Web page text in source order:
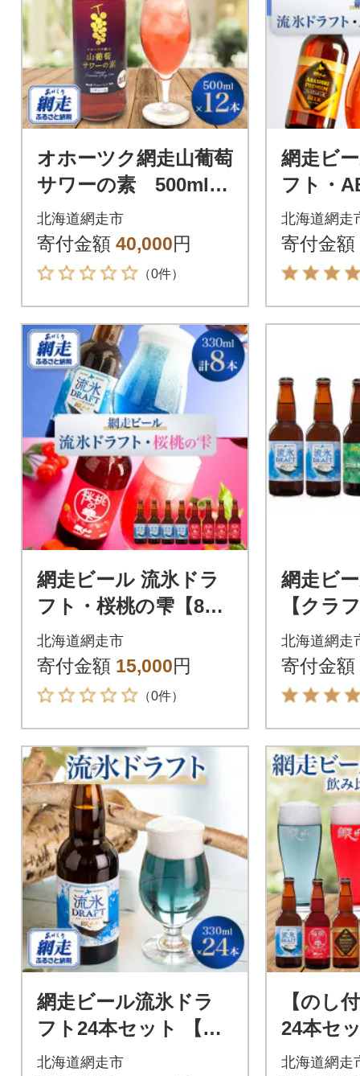
オホーツク網走山葡萄
サワーの素 500ml×1
2本入り
北海道網走市
寄付金額 40,000円
（0件）
網走ビ
フト・
ミアム
【クラ
北海道網走
寄付金額
網走ビール 流氷ドラ
フト・桜桃の雫【8
本】セット 【クラフ
トビール】
北海道網走市
寄付金額 15,000円
（0件）
網走ビ
【クラ
北海道網走
寄付金額
網走ビール流氷ドラ
フト24本セット 【ク
ラフトビール】
北海道網走市
【のし
24本セ
トビー
北海道網走